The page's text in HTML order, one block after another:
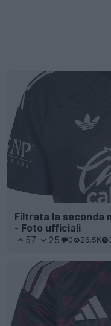
Filtrata la seconda
- Foto ufficiali
57 25 0 26.5K